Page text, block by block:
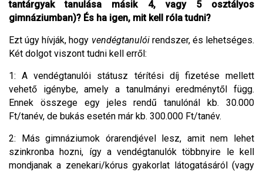
tantárgyak tanulása másik 4, vagy 5 osztályos
gimnáziumban)? És ha igen, mit kell róla tudni?
Ezt úgy hívják, hogy vendégtanulóirendszer, és lehetséges.
Két dolgot viszont tudni kell erről:
1: A vendégtanulói státusz térítési díj fizetése mellett
vehető igénybe, amely a tanulmányi eredménytől függ.
Ennek összege egy jeles rendű tanulónál kb. 30.000
Ft/tanév, de bukás esetén már kb. 300.000 Ft/tanév.
2: Más gimnáziumok órarendjével lesz, amit nem lehet
szinkronba hozni, így a vendégtanulók többnyire le kell
mondjanak a zenekari/kórus gyakorlat látogatásáról (vagy